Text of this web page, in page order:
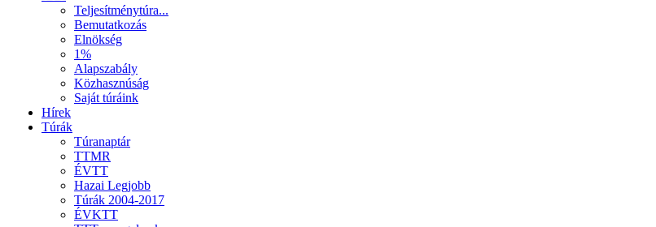
Teljesítménytúra...
Bemutatkozás
Elnökség
1%
Alapszabály
Közhasznúság
Saját túráink
Hírek
Túrák
Túranaptár
TTMR
ÉVTT
Hazai Legjobb
Túrák 2004-2017
ÉVKTT